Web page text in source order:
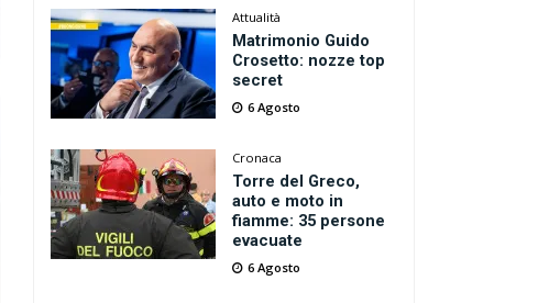
Attualità
Matrimonio Guido
Crosetto: nozze top
secret
6 Agosto
Cronaca
Torre del Greco,
auto e moto in
fiamme: 35 persone
evacuate
6 Agosto